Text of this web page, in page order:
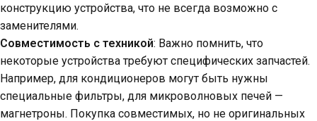
конструкцию устройства, что не всегда возможно с
заменителями.
Совместимость с техникой: Важно помнить, что
некоторые устройства требуют специфических запчастей.
Например, для кондиционеров могут быть нужны
специальные фильтры, для микроволновых печей —
магнетроны. Покупка совместимых, но не оригинальных